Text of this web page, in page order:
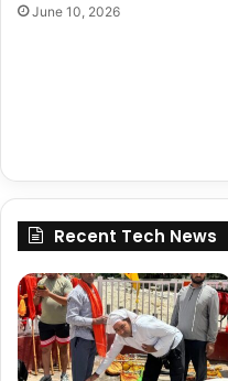
June 10, 2026
Recent Tech News